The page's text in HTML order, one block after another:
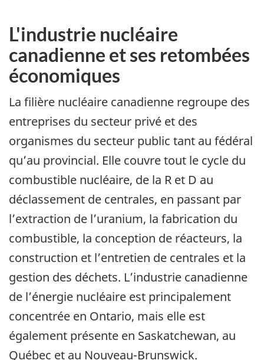
L'industrie nucléaire
canadienne et ses retombées
économiques
La filière nucléaire canadienne regroupe des
entreprises du secteur privé et des
organismes du secteur public tant au fédéral
qu’au provincial. Elle couvre tout le cycle du
combustible nucléaire, de la R et D au
déclassement de centrales, en passant par
l’extraction de l’uranium, la fabrication du
combustible, la conception de réacteurs, la
construction et l’entretien de centrales et la
gestion des déchets. L’industrie canadienne
de l’énergie nucléaire est principalement
concentrée en Ontario, mais elle est
également présente en Saskatchewan, au
Québec et au Nouveau-Brunswick.